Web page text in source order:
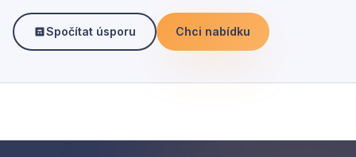
Spočítat úsporu Chci nabídku